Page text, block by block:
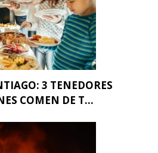
3 TENEDORES
COMEN DE T...